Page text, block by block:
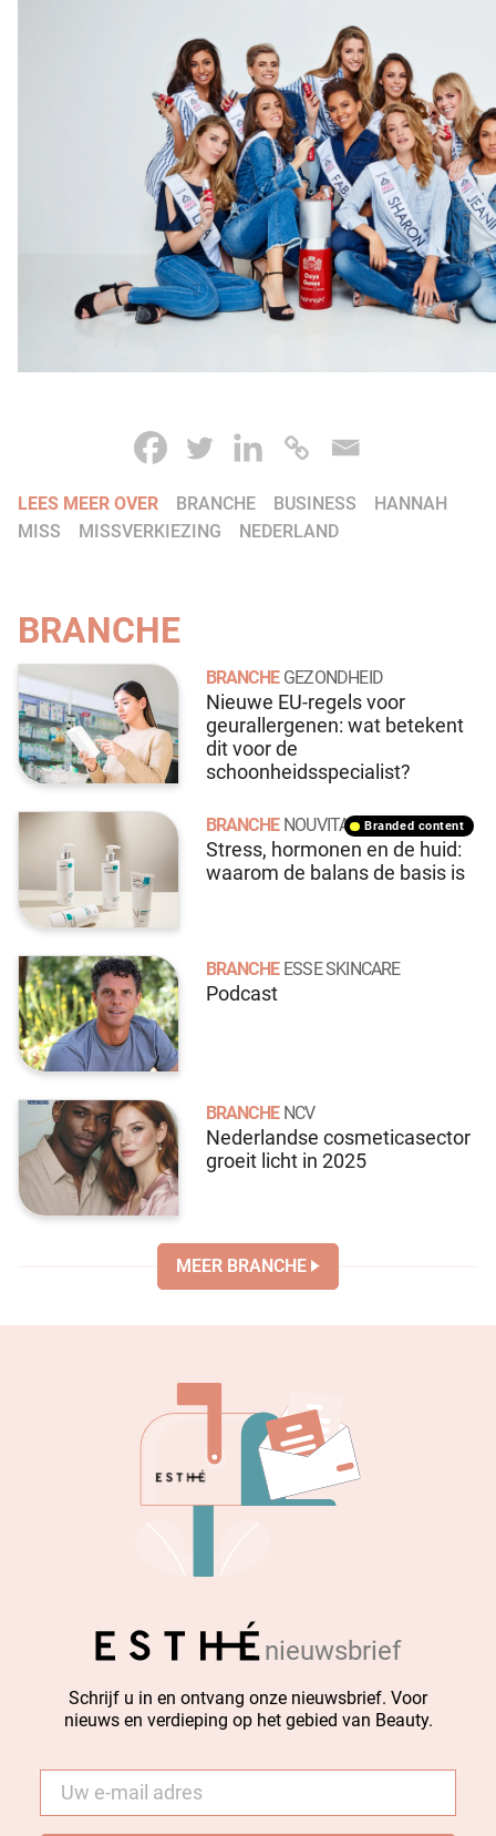
LEES MEER OVER BRANCHE BUSINESS
HANNAH
MISS
MISSVERKIEZING NEDERLAND
BRANCHE
BRANCHE GEZONDHEID
Nieuwe EU-regels voor
geurallergenen: wat betekent
dit voor de
schoonheidsspecialist?
branded content
BRANCHE NOUVITAL
Stress, hormonen en de huid:
waarom de balans de basis is
BRANCHE ESSE SKINCARE
Podcast
BRANCHE NCV
Nederlandse cosmeticasector
groeit licht in 2025
MEER BRANCHE
nieuwsbrief
Schrijf u in en ontvang onze nieuwsbrief. Voor
nieuws en verdieping op het gebied van Beauty.
mail *